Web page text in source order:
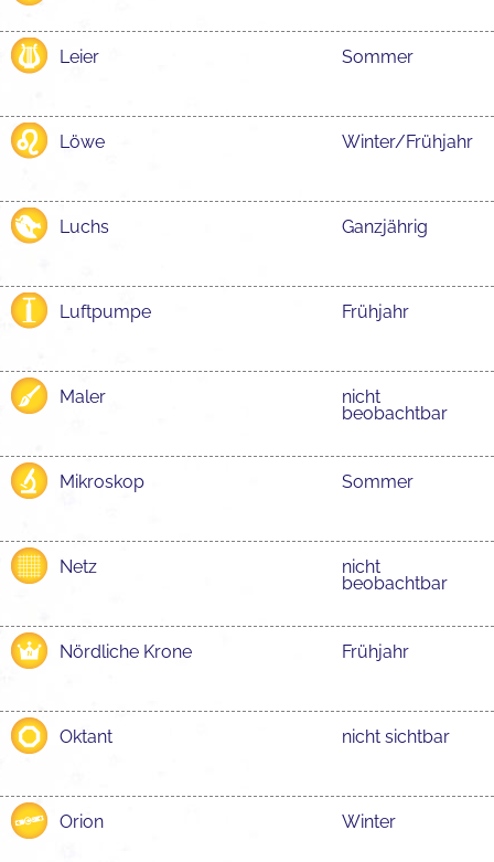
Leier Sommer
Löwe Winter/Frühjahr
Luchs Ganzjährig
Luftpumpe Frühjahr
Maler nicht
beobachtbar
Mikroskop Sommer
Netz nicht
beobachtbar
Nördliche Krone Frühjahr
Oktant nicht sichtbar
Orion Winter